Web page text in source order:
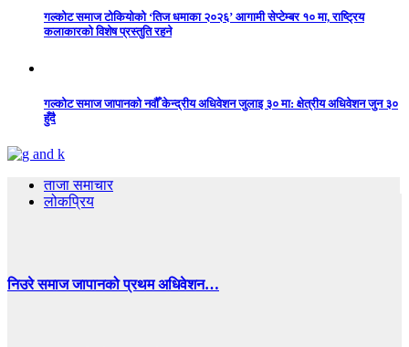
गल्कोट समाज टोकियोको ‘तिज धमाका २०२६’ आगामी सेप्टेम्बर १० मा, राष्ट्रिय
कलाकारको विशेष प्रस्तुति रहने
गल्कोट समाज जापानको नवौँ केन्द्रीय अधिवेशन जुलाइ ३० मा: क्षेत्रीय अधिवेशन जुन ३०
हुँदै
ताजा समाचार
लोकप्रिय
निउरे समाज जापानको प्रथम अधिवेशन…